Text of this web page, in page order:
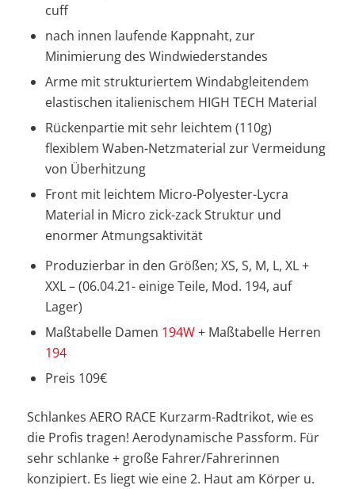
cuff
nach innen laufende Kappnaht, zur
Minimierung des Windwiederstandes
Arme mit strukturiertem Windabgleitendem
elastischen italienischem HIGH TECH Material
Rückenpartie mit sehr leichtem (110g)
flexiblem Waben-Netzmaterial zur Vermeidung
von Überhitzung
Front mit leichtem Micro-Polyester-Lycra
Material in Micro zick-zack Struktur und
enormer Atmungsaktivität
Produzierbar in den Größen; XS, S, M, L, XL +
XXL – (06.04.21- einige Teile, Mod. 194, auf
Lager)
Maßtabelle Damen 194W+ Maßtabelle Herren
194
Preis 109€
Schlankes AERO RACE Kurzarm-Radtrikot, wie es
die Profis tragen! Aerodynamische Passform. Für
sehr schlanke + große Fahrer/Fahrerinnen
konzipiert. Es liegt wie eine 2. Haut am Körper u.